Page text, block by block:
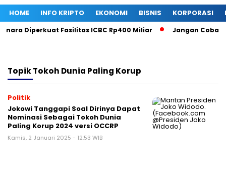
HOME INFO KRIPTO EKONOMI BISNIS KORPORASI
Diperkuat Fasilitas ICBC Rp400 Miliar Jangan Coba
TopikTokoh Dunia Paling Korup
Politik
Jokowi Tanggapi Soal Dirinya Dapat
Nominasi Sebagai Tokoh Dunia
Paling Korup 2024 versi OCCRP
Kamis, 2 Januari 2025 - 12:53 WIB